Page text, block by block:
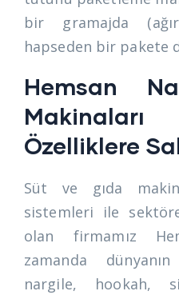
bir gramajda
hapseden bir pakete
Hemsan
Özelliklere
Süt ve gıda
sistemleri ile
olan firmamız
zamanda
nargile, hookah,